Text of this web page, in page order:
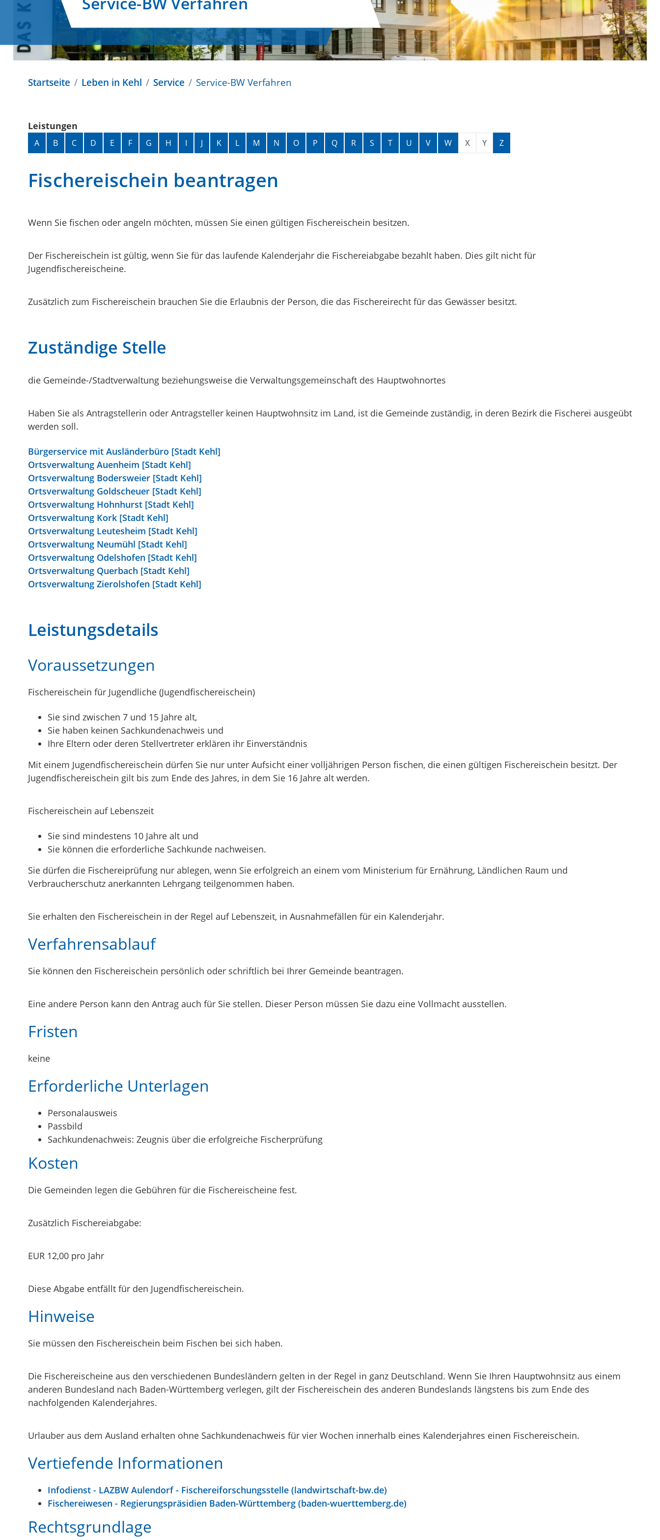
Startseite Leben in Kehl Service Service-BW Verfahren
Leistungen
Alphabetisches Register überspringen
A B C D E F G H I J K L M N O P Q R S T U V W X Y Z
Fischereischein beantragen
Wenn Sie fischen oder angeln möchten, müssen Sie einen gültigen Fischereischein besitzen.
Der Fischereischein ist gültig, wenn Sie für das laufende Kalenderjahr die Fischereiabgabe bezahlt haben. Dies gilt nicht für
Jugendfischereischeine.
Zusätzlich zum Fischereischein brauchen Sie die Erlaubnis der Person, die das Fischereirecht für das Gewässer besitzt.
Zuständige Stelle
die Gemeinde-/Stadtverwaltung beziehungsweise die Verwaltungsgemeinschaft des Hauptwohnortes
Haben Sie als Antragstellerin oder Antragsteller keinen Hauptwohnsitz im Land, ist die Gemeinde zuständig, in deren Bezirk die Fischerei ausgeübt
werden soll.
Bürgerservice mit Ausländerbüro [Stadt Kehl]
Ortsverwaltung Auenheim [Stadt Kehl]
Ortsverwaltung Bodersweier [Stadt Kehl]
Ortsverwaltung Goldscheuer [Stadt Kehl]
Ortsverwaltung Hohnhurst [Stadt Kehl]
Ortsverwaltung Kork [Stadt Kehl]
Ortsverwaltung Leutesheim [Stadt Kehl]
Ortsverwaltung Neumühl [Stadt Kehl]
Ortsverwaltung Odelshofen [Stadt Kehl]
Ortsverwaltung Querbach [Stadt Kehl]
Ortsverwaltung Zierolshofen [Stadt Kehl]
Leistungsdetails
Voraussetzungen
Fischereischein für Jugendliche (Jugendfischereischein)
Sie sind zwischen 7 und 15 Jahre alt,
Sie haben keinen Sachkundenachweis und
Ihre Eltern oder deren Stellvertreter erklären ihr Einverständnis
Mit einem Jugendfischereischein dürfen Sie nur unter Aufsicht einer volljährigen Person fischen, die einen gültigen Fischereischein besitzt. Der
Jugendfischereischein gilt bis zum Ende des Jahres, in dem Sie 16 Jahre alt werden.
Fischereischein auf Lebenszeit
Sie sind mindestens 10 Jahre alt und
Sie können die erforderliche Sachkunde nachweisen.
Sie dürfen die Fischereiprüfung nur ablegen, wenn Sie erfolgreich an einem vom Ministerium für Ernährung, Ländlichen Raum und
Verbraucherschutz anerkannten Lehrgang teilgenommen haben.
Sie erhalten den Fischereischein in der Regel auf Lebenszeit, in Ausnahmefällen für ein Kalenderjahr.
Verfahrensablauf
Sie können den Fischereischein persönlich oder schriftlich bei Ihrer Gemeinde beantragen.
Eine andere Person kann den Antrag auch für Sie stellen. Dieser Person müssen Sie dazu eine Vollmacht ausstellen.
Fristen
keine
Erforderliche Unterlagen
Personalausweis
Passbild
Sachkundenachweis: Zeugnis über die erfolgreiche Fischerprüfung
Kosten
Die Gemeinden legen die Gebühren für die Fischereischeine fest.
Zusätzlich Fischereiabgabe:
EUR 12,00 pro Jahr
Diese Abgabe entfällt für den Jugendfischereischein.
Hinweise
Sie müssen den Fischereischein beim Fischen bei sich haben.
Die Fischereischeine aus den verschiedenen Bundesländern gelten in der Regel in ganz Deutschland. Wenn Sie Ihren Hauptwohnsitz aus einem
anderen Bundesland nach Baden-Württemberg verlegen, gilt der Fischereischein des anderen Bundeslands längstens bis zum Ende des
nachfolgenden Kalenderjahres.
Urlauber aus dem Ausland erhalten ohne Sachkundenachweis für vier Wochen innerhalb eines Kalenderjahres einen Fischereischein.
Vertiefende Informationen
Infodienst - LAZBW Aulendorf - Fischereiforschungsstelle (landwirtschaft-bw.de)
Fischereiwesen - Regierungspräsidien Baden-Württemberg (baden-wuerttemberg.de)
Rechtsgrundlage